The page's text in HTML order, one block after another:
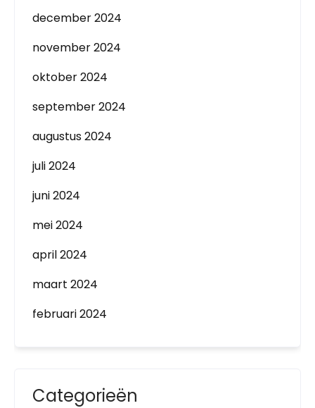
december 2024
november 2024
oktober 2024
september 2024
augustus 2024
juli 2024
juni 2024
mei 2024
april 2024
maart 2024
februari 2024
Categorieën